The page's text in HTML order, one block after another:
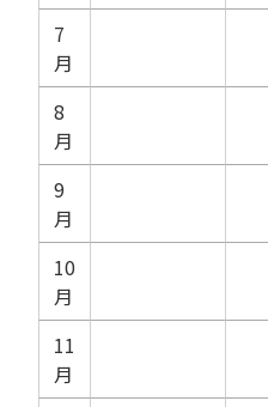
7
月
8
月
9
月
10
月
11
月